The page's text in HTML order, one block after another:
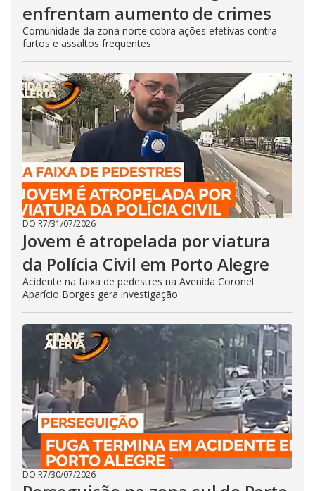
enfrentam aumento de crimes
Comunidade da zona norte cobra ações efetivas contra
furtos e assaltos frequentes
DO R7/31/07/2026
Jovem é atropelada por viatura
da Polícia Civil em Porto Alegre
Acidente na faixa de pedestres na Avenida Coronel
Aparício Borges gera investigação
DO R7/30/07/2026